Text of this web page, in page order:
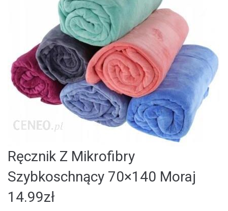
Ręcznik Z Mikrofibry
Szybkoschnący 70×140 Moraj
14.99zł